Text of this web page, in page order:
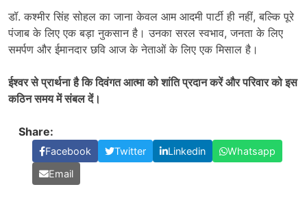
डॉ. कश्मीर सिंह सोहल का जाना केवल आम आदमी पार्टी ही नहीं, बल्कि पूरे
पंजाब के लिए एक बड़ा नुकसान है। उनका सरल स्वभाव, जनता के लिए
समर्पण और ईमानदार छवि आज के नेताओं के लिए एक मिसाल है।
ईश्वर से प्रार्थना है कि दिवंगत आत्मा को शांति प्रदान करें और परिवार को इस
कठिन समय में संबल दें।
Share:
Facebook Twitter Linkedin
Whatsapp
Email